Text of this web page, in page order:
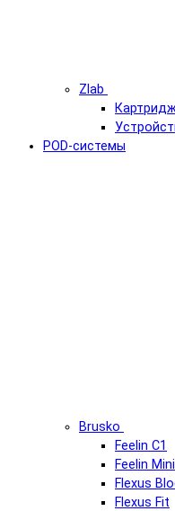
Zlab
POD-системы
Brusko
Feelin C1
Feelin Mini
Flexus
Flexus Fit